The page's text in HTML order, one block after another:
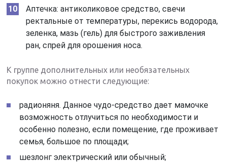
Аптечка: антиколиковое средство, свечи
ректальные от температуры, перекись водорода,
зеленка, мазь (гель) для быстрого заживления
ран, спрей для орошения носа.
К группе дополнительных или необязательных
покупок можно отнести следующие:
радионяня. Данное чудо-средство дает мамочке
возможность отлучиться по необходимости и
особенно полезно, если помещение, где проживает
семья, большое по площади;
шезлонг электрический или обычный;